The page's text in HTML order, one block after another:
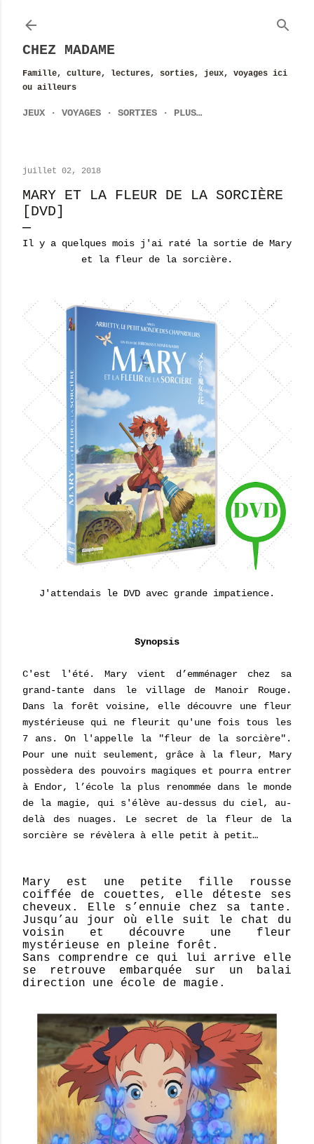
CHEZ MADAME
Famille, culture, lectures, sorties, jeux, voyages ici
ou ailleurs
JEUX VOYAGES SORTIES PLUS…
juillet 02, 2018
MARY ET LA FLEUR DE LA SORCIÈRE
[DVD]
Il y a quelques mois j'ai raté la sortie de Mary
et la fleur de la sorcière.
J'attendais le DVD avec grande impatience.
Synopsis
C'est l'été. Mary vient d’emménager chez sa
grand-tante dans le village de Manoir Rouge.
Dans la forêt voisine, elle découvre une fleur
mystérieuse qui ne fleurit qu'une fois tous les
7 ans. On l'appelle la "fleur de la sorcière".
Pour une nuit seulement, grâce à la fleur, Mary
possèdera des pouvoirs magiques et pourra entrer
à Endor, l’école la plus renommée dans le monde
de la magie, qui s'élève au-dessus du ciel, au-
delà des nuages. Le secret de la fleur de la
sorcière se révèlera à elle petit à petit…
Mary est une petite fille rousse
coiffée de couettes, elle déteste ses
cheveux. Elle s’ennuie chez sa tante.
Jusqu’au jour où elle suit le chat du
voisin et découvre une fleur
mystérieuse en pleine forêt.
Sans comprendre ce qui lui arrive elle
se retrouve embarquée sur un balai
direction une école de magie.